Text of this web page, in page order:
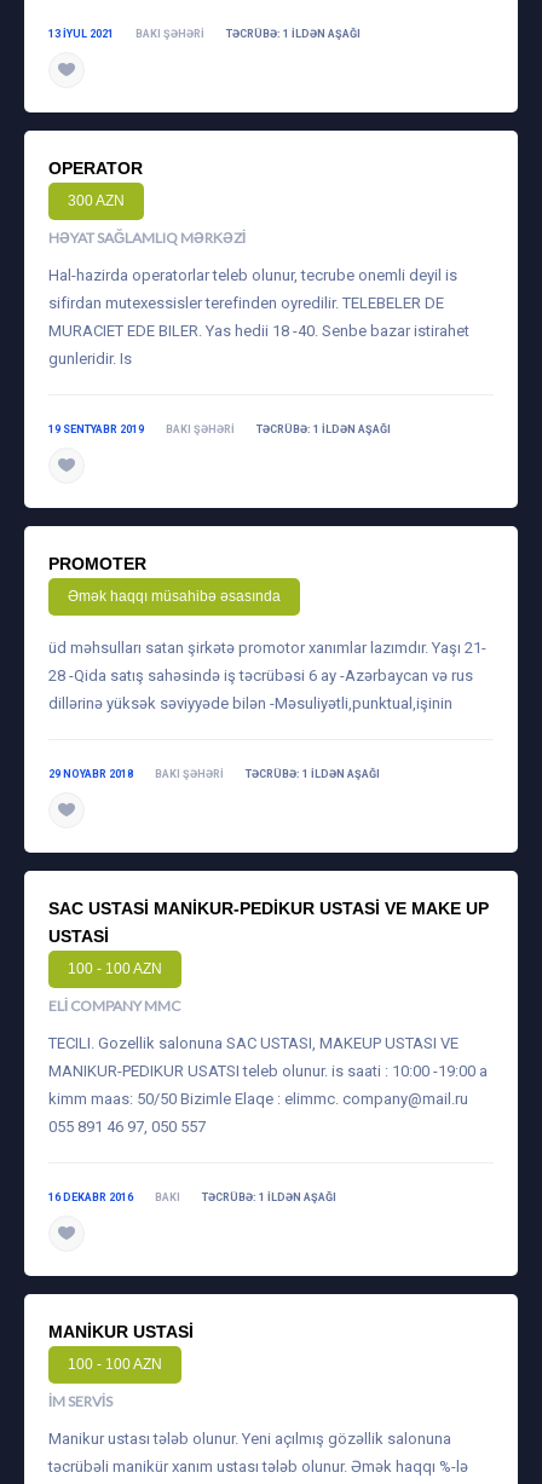
13 IYUL 2021 BAKI ŞƏHƏRI TƏCRÜBƏ: 1 ILDƏN AŞAĞI
OPERATOR
300 AZN
HƏYAT SAĞLAMLIQ MƏRKƏZI
Hal-hazirda operatorlar teleb olunur, tecrube onemli deyil is
sifirdan mutexessisler terefinden oyredilir. TELEBELER DE
MURACIET EDE BILER. Yas hedii 18 -40. Senbe bazar istirahet
gunleridir. Is
19 SENTYABR 2019 BAKI ŞƏHƏRI TƏCRÜBƏ: 1 ILDƏN AŞAĞI
PROMOTER
Əmək haqqı müsahibə əsasında
üd məhsulları satan şirkətə promotor xanımlar lazımdır. Yaşı 21-
28 -Qida satış sahəsində iş təcrübəsi 6 ay -Azərbaycan və rus
dillərinə yüksək səviyyəde bilən -Məsuliyətli,punktual,işinin
29 NOYABR 2018 BAKI ŞƏHƏRI TƏCRÜBƏ: 1 ILDƏN AŞAĞI
SAC USTASI MANIKUR-PEDIKUR USTASI VE MAKE UP
USTASI
100 - 100 AZN
ELI COMPANY MMC
TECILI. Gozellik salonuna SAC USTASI, MAKEUP USTASI VE
MANIKUR-PEDIKUR USATSI teleb olunur. is saati : 10:00 -19:00 a
kimm maas: 50/50 Bizimle Elaqe : elimmc. company@mail.ru
055 891 46 97, 050 557
16 DEKABR 2016 BAKI TƏCRÜBƏ: 1 ILDƏN AŞAĞI
MANIKUR USTASI
100 - 100 AZN
İM SERVIS
Manikur ustası tələb olunur. Yeni açılmış gözəllik salonuna
təcrübəli manikür xanım ustası tələb olunur. Əmək haqqı %-lə